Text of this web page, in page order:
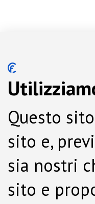
Questo
sito e,
sia nostri
sito e